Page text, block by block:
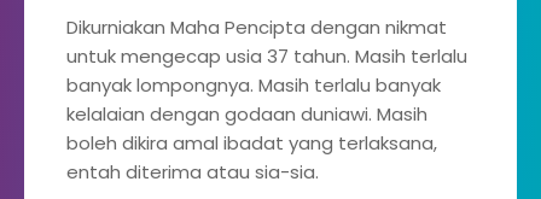
Dikurniakan Maha Pencipta dengan nikmat
untuk mengecap usia 37 tahun. Masih terlalu
banyak lompongnya. Masih terlalu banyak
kelalaian dengan godaan duniawi. Masih
boleh dikira amal ibadat yang terlaksana,
entah diterima atau sia-sia.